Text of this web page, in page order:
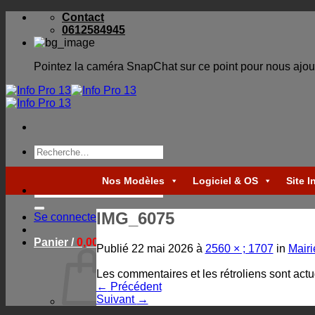
Skip
content
Contact
0612584945
Pointez la caméra SnapChat sur ce point pour nous
Recherche
pour :
pour :
Se connecter
Panier /0,00€
Nos Modèles Logiciel & OS Site
IMG_6075
Publié 22 mai 2026à 2560 × ; 1707in
Les commentaires et les rétroliens sont
← Précédent
Suivant →